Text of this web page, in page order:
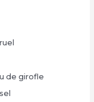
de girofle